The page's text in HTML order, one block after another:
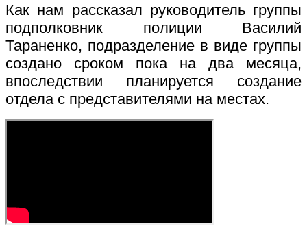
Как нам рассказал руководитель группы
подполковник полиции Василий
Тараненко, подразделение в виде группы
создано сроком пока на два месяца,
впоследствии планируется создание
отдела с представителями на местах.